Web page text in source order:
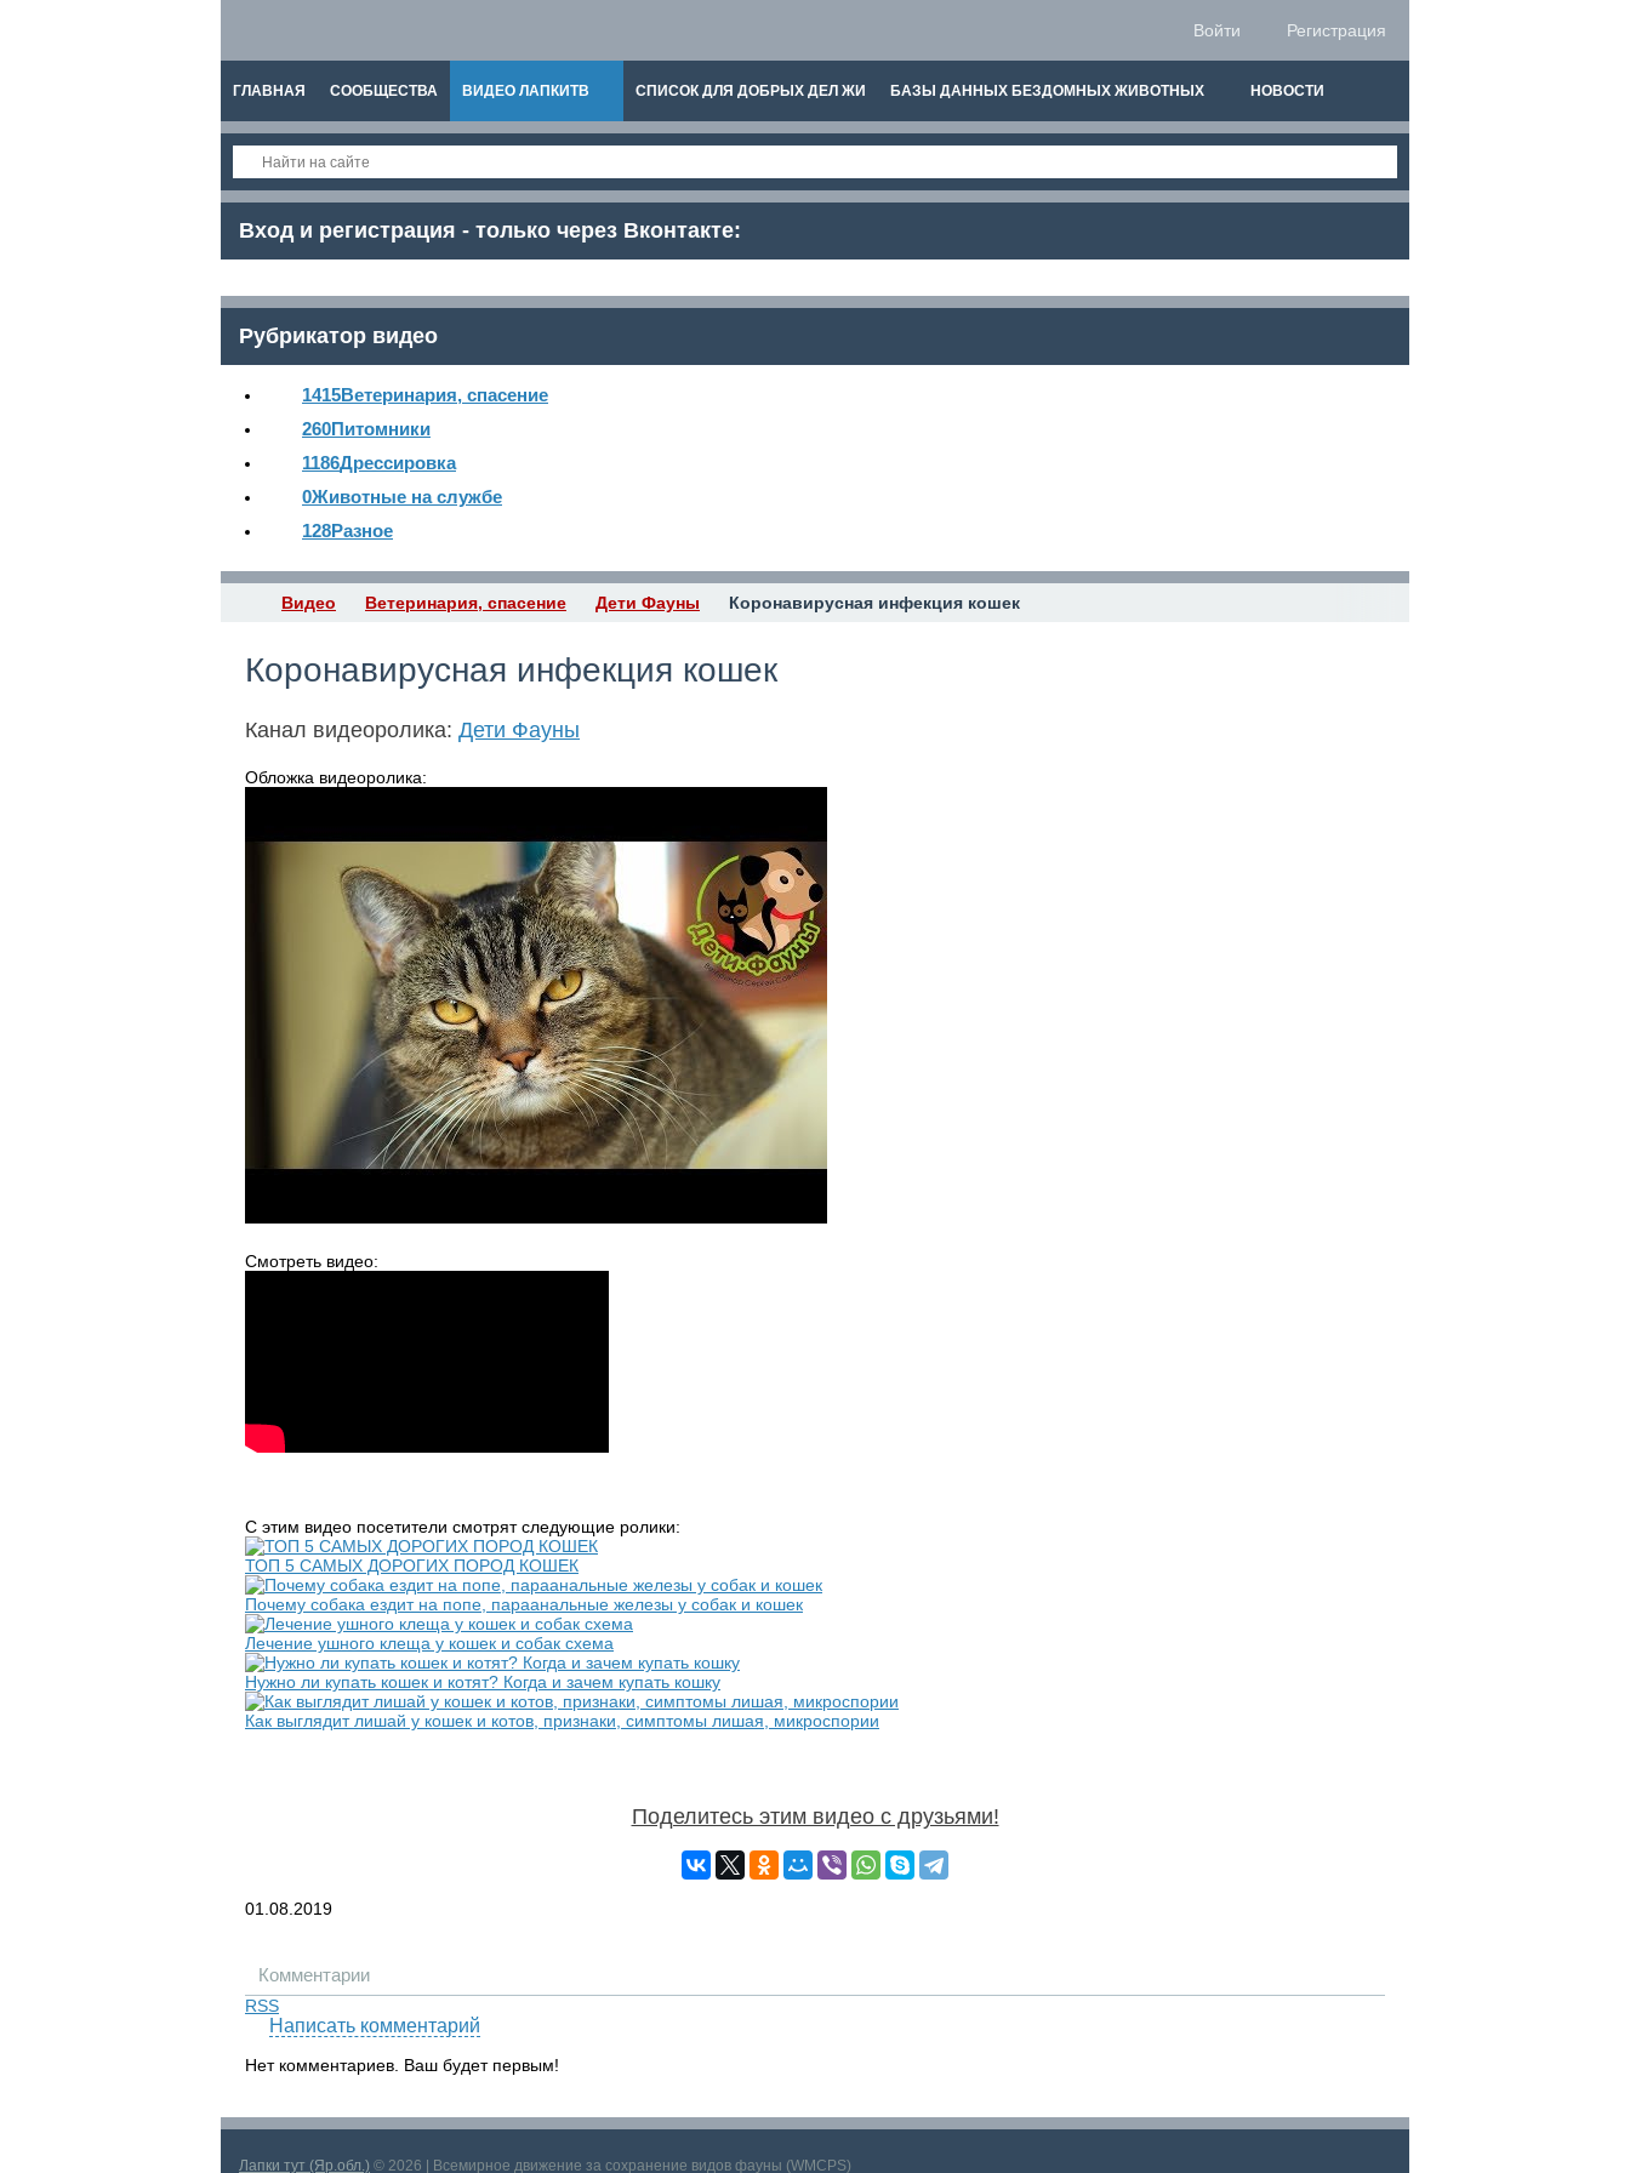
Войти Регистрация
ГЛАВНАЯ СООБЩЕСТВА ВИДЕО ЛАПКИТВ СПИСОК ДЛЯ ДОБРЫХ ДЕЛ ЖИ БАЗЫ ДАННЫХ БЕЗДОМНЫХ ЖИВОТНЫХ НОВОСТИ
СПРАВКА
Вход и регистрация - только через Вконтакте:
Рубрикатор видео
1415Ветеринария, спасение
260Питомники
1186Дрессировка
0Животные на службе
128Разное
Видео Ветеринария, спасение Дети Фауны Коронавирусная инфекция кошек
Коронавирусная инфекция кошек
Канал видеоролика: Дети Фауны
Обложка видеоролика:
Смотреть видео:
С этим видео посетители смотрят следующие ролики:
ТОП 5 САМЫХ ДОРОГИХ ПОРОД КОШЕК
Почему собака ездит на попе, параанальные железы у собак и кошек
Лечение ушного клеща у кошек и собак схема
Нужно ли купать кошек и котят? Когда и зачем купать кошку
Как выглядит лишай у кошек и котов, признаки, симптомы лишая, микроспории
Поделитесь этим видео с друзьями!
01.08.2019
Комментарии
RSS
Написать комментарий
Нет комментариев. Ваш будет первым!
Лапки тут (Яр.обл.) © 2026 | Всемирное движение за сохранение видов фауны (WMCPS)